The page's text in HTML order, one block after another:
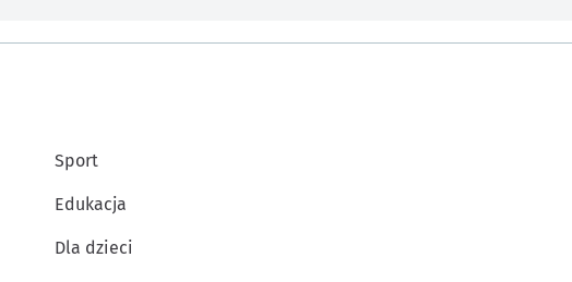
Sport
Edukacja
Dla dzieci